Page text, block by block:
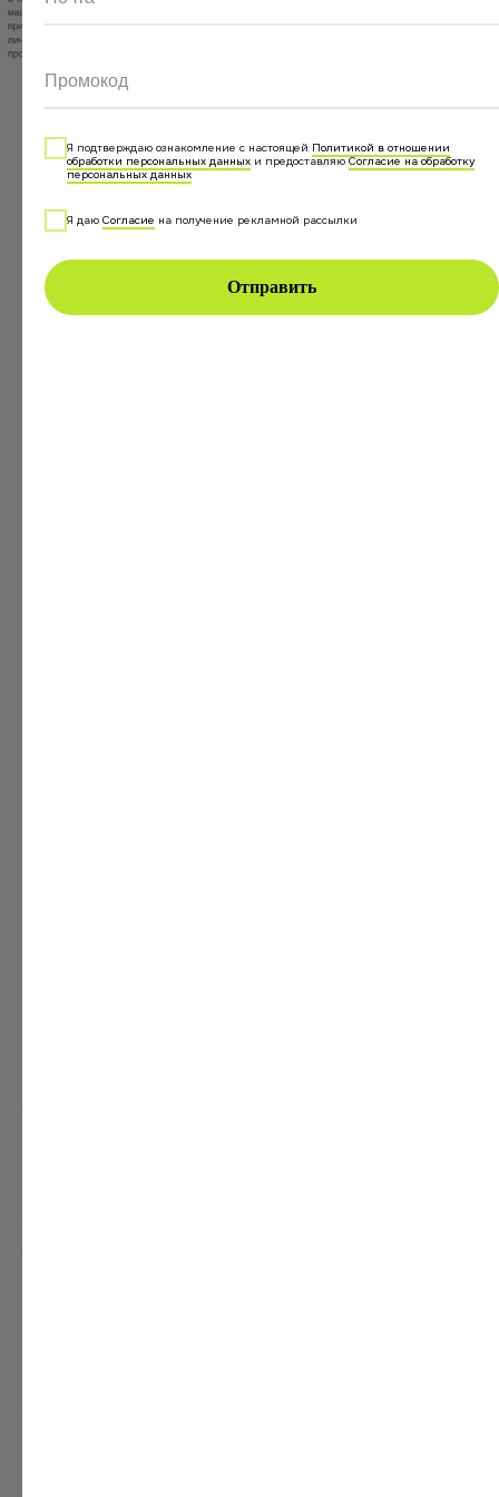
Промокод
Я подтверждаю ознакомление с настоящей Политикой в отношении
обработки персональных данных и предоставляюСогласие на обработку
персональных данных
Я даю Согласие на получение рекламной рассылки
Отправить
Пример, как выглядит квартира для клиента из модуля
Итак, три основные проблемы, которые